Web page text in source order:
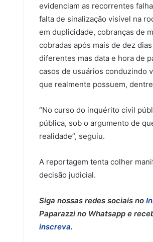
evidenciam as recorrentes
falta de sinalização visível na
em duplicidade, cobranças de
cobradas após mais de dez
diferentes mas data e hora de
casos de usuários conduzindo
que realmente possuem,
“No curso do inquérito civil
pública, sob o argumento de
realidade”, seguiu.
A reportagem tenta colher
decisão judicial.
Siga nossas redes sociais no
Paparazzi no Whatsapp e
inscreva.